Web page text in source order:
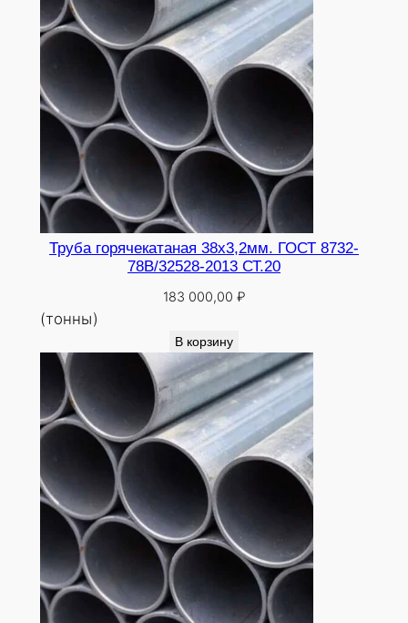
Труба горячекатаная 38х3,2мм. ГОСТ 8732-
78В/32528-2013 СТ.20
183 000,00 ₽
(тонны)
В корзину